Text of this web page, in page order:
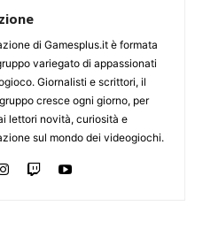
di Gamesplus.it è formata
variegato di appassionati
Giornalisti e scrittori, il
cresce ogni giorno, per
lettori novità, curiosità e
sul mondo dei videogiochi.